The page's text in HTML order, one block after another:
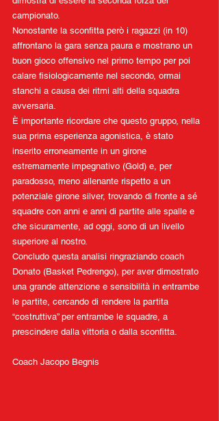
campionato.
Nonostante la sconfitta però i ragazzi (in 10)
affrontano la gara senza paura e mostrano un
buon gioco offensivo nel primo tempo per poi
calare fisiologicamente nel secondo, ormai
stanchi a causa dei ritmi alti della squadra
avversaria.
È importante ricordare che questo gruppo, nella
sua prima esperienza agonistica, è stato
inserito erroneamente in un girone
estremamente impegnativo (Gold) e, per
paradosso, meno allenante rispetto a un
potenziale girone silver, trovando di fronte a sé
squadre con anni e anni di partite alle spalle e
che sicuramente, ad oggi, sono di un livello
superiore al nostro.
Concludo questa analisi ringraziando coach
Donato (Basket Pedrengo), per aver dimostrato
una grande attenzione e sensibilità in entrambe
le partite, cercando di rendere la partita
“costruttiva” per entrambe le squadre, a
prescindere dalla vittoria o dalla sconfitta.
Coach Jacopo Begnis